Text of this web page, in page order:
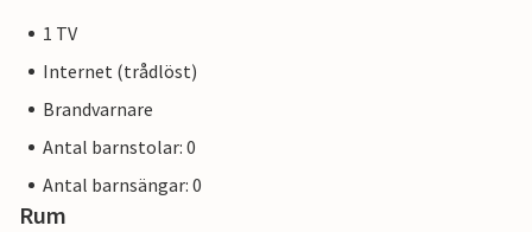
1 TV
Internet (trådlöst)
Brandvarnare
Antal barnstolar: 0
Antal barnsängar: 0
Rum